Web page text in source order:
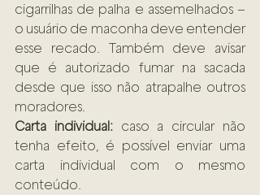
cigarrilhas de palha e assemelhados –
o usuário de maconha deve entender
esse recado. Também deve avisar
que é autorizado fumar na sacada
desde que isso não atrapalhe outros
moradores.
Carta individual: caso a circular não
tenha efeito, é possível enviar uma
carta individual com o mesmo
conteúdo.